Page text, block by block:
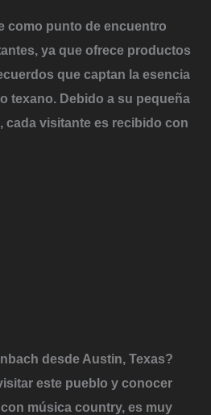
como punto de encuentro
, ya que ofrece productos
que captan la esencia
texano. Debido a su pequeña
cada visitante es recibido con
desde Austin, Texas?
este pueblo y conocer
música country, es muy